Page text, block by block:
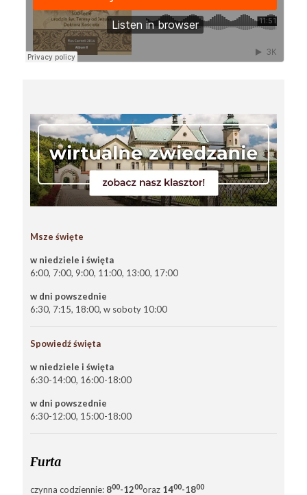
Msze święte
w niedziele i święta
6:00, 7:00, 9:00, 11:00, 13:00, 17:00
w dni powszednie
6:30, 7:15, 18:00, w soboty 10:00
Spowiedź święta
w niedziele i święta
6:30-14:00, 16:00-18:00
w dni powszednie
6:30-12:00, 15:00-18:00
Furta
czynna codziennie: 800-1200oraz 1400-1800